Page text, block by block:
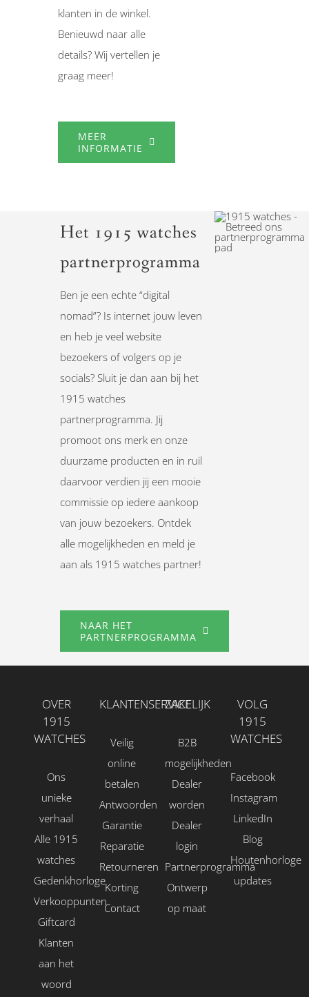
klanten in de winkel.
Benieuwd naar alle
details? Wij vertellen je
graag meer!
MEER
INFORMATIE
Het 1915 watches
partnerprogramma
Ben je een echte “digital
nomad”? Is internet jouw leven
en heb je veel website
bezoekers of volgers op je
socials? Sluit je dan aan bij het
1915 watches
partnerprogramma. Jij
promoot ons merk en onze
duurzame producten en in ruil
daarvoor verdien jij een mooie
commissie op iedere aankoop
van jouw bezoekers. Ontdek
alle mogelijkheden en meld je
aan als 1915 watches partner!
NAAR HET
PARTNERPROGRAMMA
OVER
1915
WATCHES
Ons
unieke
verhaal
Alle 1915
watches
Gedenkhorloge
Verkooppunten
Giftcard
Klanten
aan het
woord
KLANTENSERVICE
Veilig
online
betalen
Antwoorden
Garantie
Reparatie
Retourneren
Korting
Contact
ZAKELIJK
B2B
mogelijkheden
Dealer
worden
Dealer
login
Partnerprogramma
Ontwerp
op maat
VOLG
1915
WATCHES
Facebook
Instagram
LinkedIn
Blog
Houtenhorloge
updates